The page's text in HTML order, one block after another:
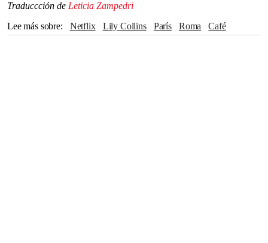
Traduccción de Leticia Zampedri
Lee más sobre
Netflix Lily Collins París Roma
café